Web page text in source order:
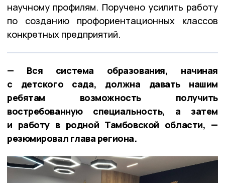
научному профилям. Поручено усилить работу
по созданию профориентационных классов
конкретных предприятий.
— Вся система образования, начиная
с детского сада, должна давать нашим
ребятам возможность получить
востребованную специальность, а затем
и работу в родной Тамбовской области, —
резюмировал глава региона.